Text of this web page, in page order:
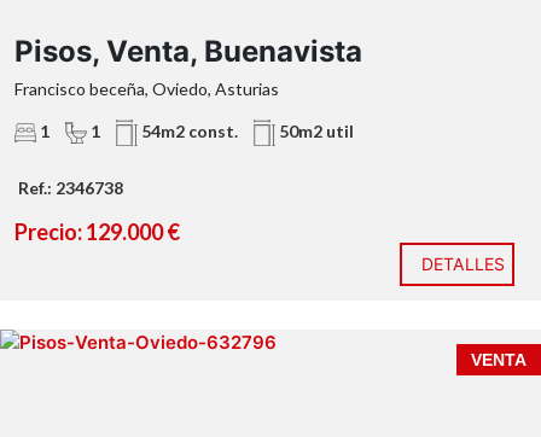
Pisos, Venta, Buenavista
Francisco beceña, Oviedo, Asturias
1 1 54m2 const. 50m2 util
Ref.: 2346738
Precio: 129.000 €
DETALLES
VENTA
170.000 € | 90 m² | 3 dormitorios | Orientación sur |